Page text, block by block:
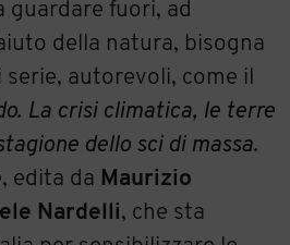
guardare fuori, ad
della natura, bisogna
autorevoli, come il
La crisi climatica, le terre
dello sci di massa.
edita da Maurizio
Nardelli, che sta